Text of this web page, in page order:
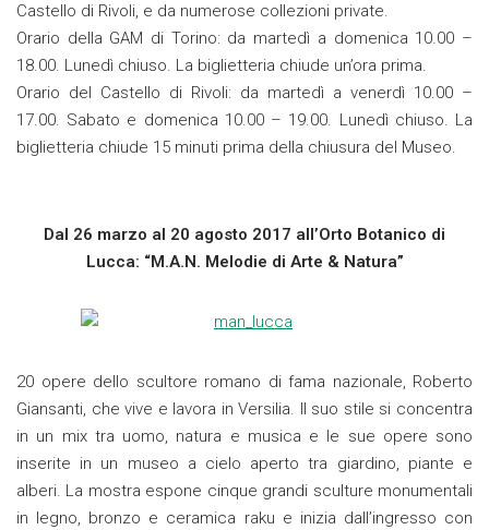
Castello di Rivoli, e da numerose collezioni private.
Orario della GAM di Torino: da martedì a domenica 10.00 –
18.00. Lunedì chiuso. La biglietteria chiude un’ora prima.
Orario del Castello di Rivoli: da martedì a venerdì 10.00 –
17.00. Sabato e domenica 10.00 – 19.00. Lunedì chiuso. La
biglietteria chiude 15 minuti prima della chiusura del Museo.
Dal 26 marzo al 20 agosto 2017 all’Orto Botanico di
Lucca: “M.A.N. Melodie di Arte & Natura”
20 opere dello scultore romano di fama nazionale, Roberto
Giansanti, che vive e lavora in Versilia. Il suo stile si concentra
in un mix tra uomo, natura e musica e le sue opere sono
inserite in un museo a cielo aperto tra giardino, piante e
alberi. La mostra espone cinque grandi sculture monumentali
in legno, bronzo e ceramica raku e inizia dall’ingresso con